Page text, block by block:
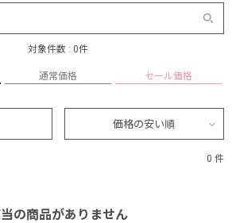
対象件数 : 0件
通常価格 セール価格
価格の安い順
0 件
の商品がありません